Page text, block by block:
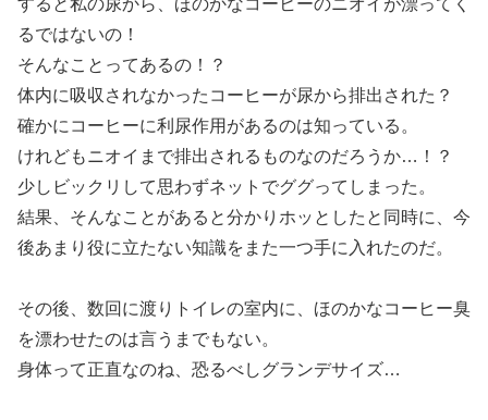
すると私の尿から、ほのかなコーヒーのニオイが漂ってく
るではないの！
そんなことってあるの！？
体内に吸収されなかったコーヒーが尿から排出された？
確かにコーヒーに利尿作用があるのは知っている。
けれどもニオイまで排出されるものなのだろうか…！？
少しビックリして思わずネットでググってしまった。
結果、そんなことがあると分かりホッとしたと同時に、今
後あまり役に立たない知識をまた一つ手に入れたのだ。
その後、数回に渡りトイレの室内に、ほのかなコーヒー臭
を漂わせたのは言うまでもない。
身体って正直なのね、恐るべしグランデサイズ…